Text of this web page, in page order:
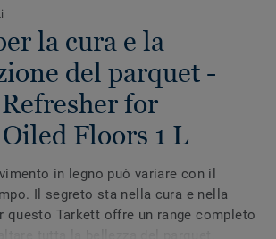
la cura e la
del parquet -
for
Floors 1 L
in legno può variare con il
Il segreto sta nella cura e nella
questo Tarkett offre un range completo